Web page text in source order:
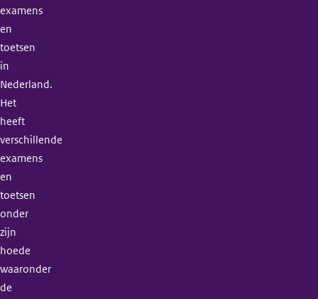
examens
en
toetsen
in
Nederland.
Het
heeft
verschillende
examens
en
toetsen
onder
zijn
hoede
waaronder
de